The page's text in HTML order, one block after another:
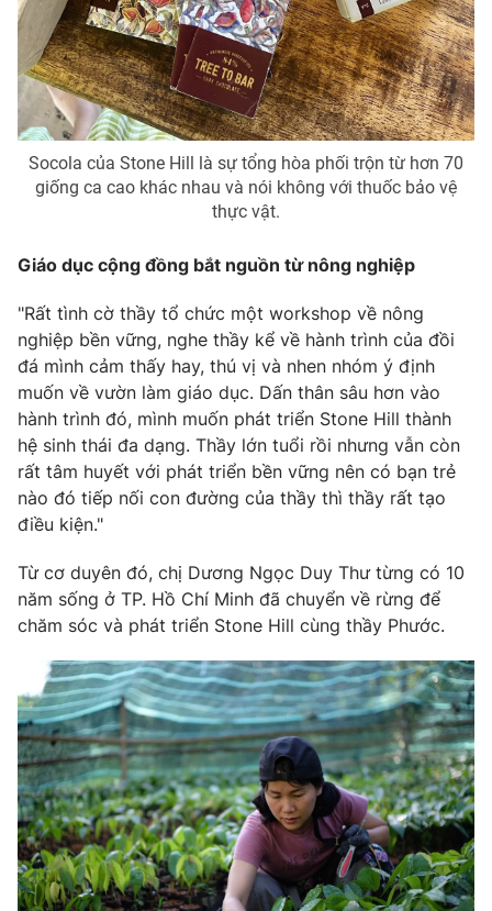
Socola của Stone Hill là sự tổng hòa phối trộn từ hơn 70
giống ca cao khác nhau và nói không với thuốc bảo vệ
thực vật.
Giáo dục cộng đồng bắt nguồn từ nông nghiệp
"Rất tình cờ thầy tổ chức một workshop về nông
nghiệp bền vững, nghe thầy kể về hành trình của đồi
đá mình cảm thấy hay, thú vị và nhen nhóm ý định
muốn về vườn làm giáo dục. Dấn thân sâu hơn vào
hành trình đó, mình muốn phát triển Stone Hill thành
hệ sinh thái đa dạng. Thầy lớn tuổi rồi nhưng vẫn còn
rất tâm huyết với phát triển bền vững nên có bạn trẻ
nào đó tiếp nối con đường của thầy thì thầy rất tạo
điều kiện."
Từ cơ duyên đó, chị Dương Ngọc Duy Thư từng có 10
năm sống ở TP. Hồ Chí Minh đã chuyển về rừng để
chăm sóc và phát triển Stone Hill cùng thầy Phước.